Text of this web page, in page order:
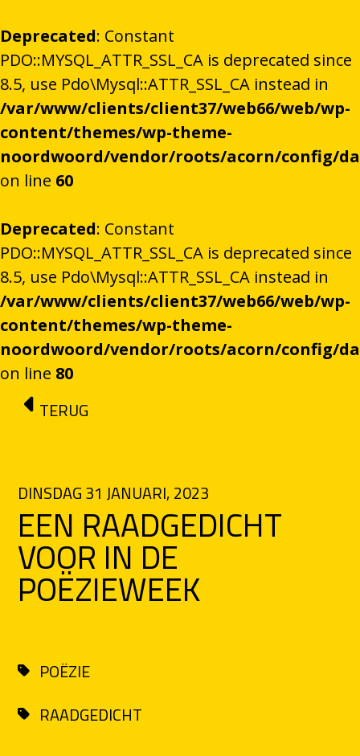
Deprecated: Constant
PDO::MYSQL_ATTR_SSL_CA is deprecated since
8.5, use Pdo\Mysql::ATTR_SSL_CA instead in
/var/www/clients/client37/web66/web/wp-
content/themes/wp-theme-
noordwoord/vendor/roots/acorn/config/
on line 60
Deprecated: Constant
PDO::MYSQL_ATTR_SSL_CA is deprecated since
8.5, use Pdo\Mysql::ATTR_SSL_CA instead in
/var/www/clients/client37/web66/web/wp-
content/themes/wp-theme-
noordwoord/vendor/roots/acorn/config/
on line 80
Ga naar de inhoud
TERUG
DINSDAG 31 JANUARI, 2023
EEN RAADGEDICHT
VOOR IN DE
POËZIEWEEK
POËZIE
RAADGEDICHT